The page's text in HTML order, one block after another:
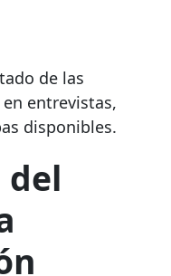
de las
entrevistas,
disponibles.